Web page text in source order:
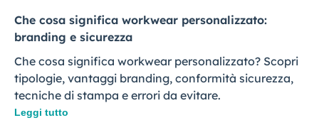
Che cosa significa workwear personalizzato:
branding e sicurezza
Che cosa significa workwear personalizzato? Scopri
tipologie, vantaggi branding, conformità sicurezza,
tecniche di stampa e errori da evitare.
Leggi tutto